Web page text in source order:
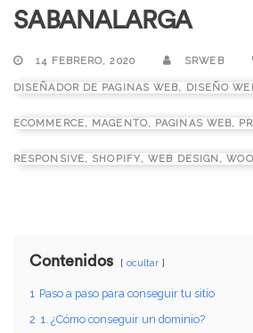
SABANALARGA
14 FEBRERO, 2020 SRWEB
DISEÑADOR DE PAGINAS WEB, DISEÑO
ECOMMERCE, MAGENTO, PAGINAS WEB,
RESPONSIVE, SHOPIFY,WEB DESIGN ,
Contenidos ocultar
1 Paso a paso para conseguir tu sitio
2 1. ¿Cómo conseguir un dominio?